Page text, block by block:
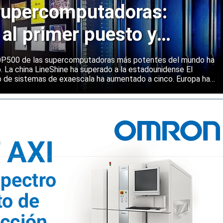
primer puesto y
una posición sólida
de las supercomputadoras más potentes del mundo ha
china LineShine ha superado a la estadounidense El
sistemas de exaescala ha aumentado a cinco. Europa ha